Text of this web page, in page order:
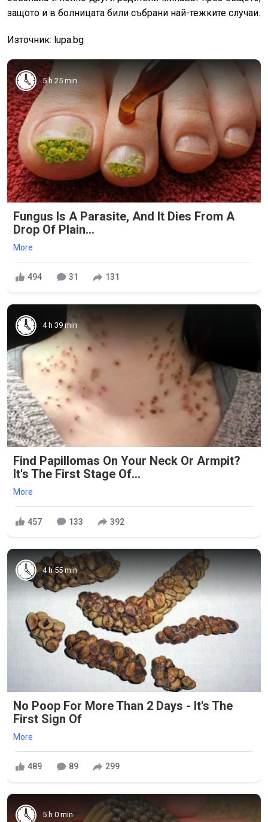
защото и в болницата били събрани най-тежките случаи.
Източник: lupa.bg
5 h 25 min
Fungus Is A Parasite, And It Dies From A
Drop Of Plain...
More
494 31 131
4 h 39 min
Find Papillomas On Your Neck Or Armpit?
It's The First Stage Of...
More
457 133 392
4 h 55 min
No Poop For More Than 2 Days - It's The
First Sign Of
More
489 89 299
5 h 0 min